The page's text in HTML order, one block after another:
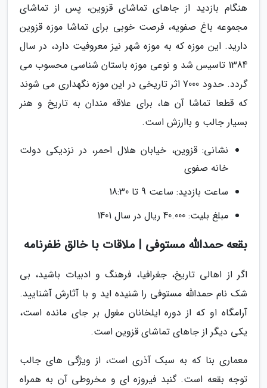
هنگام بازدید از جاهای تماشای قزوین، پس از تماشای
مجموعه باغ صفویه، فرصت خوبی برای تماشا موزه قزوین
دارید. این موزه که به موزه شهر نیز معروفیت دارد، در سال
1384 تاسیس شد و نوعی موزه باستان شناسی محسوب می
گردد. حدود 7000 اثر تاریخی در این موزه نگهداری می شوند
که قطعا تماشا آن ها، برای علاقه مندان به تاریخ و هنر
بسیار جالب و باارزش است.
نشانی: قزوین، خیابان هلال احمر، در نزدیکی دولت
خانه صفوی
ساعت بازدید: ساعت 9 تا 18:30
مبلغ بلیت: 40.000 ریال در سال 1401
بقعه حمدالله مستوفی | ملاقات با خالق ظفرنامه
اگر از اهالی تاریخ، جغرافیا، فرهنگ و ادبیات باشید، بی
شک نام حمدالله مستوفی را شنیده اید و با آثارش آشنایید.
آرامگاه او که از دوره ایلخانان مغول بر جای مانده است،
یکی دیگر از جاهای تماشای قزوین است.
معماری بنا که به سبک آذری است، از ویژگی های جالب
توجه بقعه است. گنبد فیروزه ای و مخروطی آن به همراه